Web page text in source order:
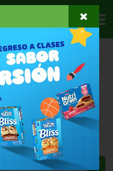
SODAS SUNKIST ZERO SUGAR
1.75 LT